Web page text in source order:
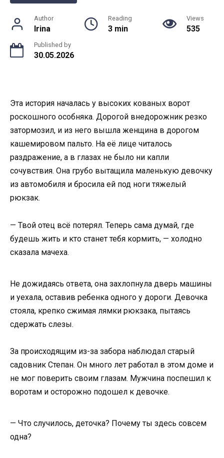
Author
Irina
Reading
3 min
Views
535
Published by
30.05.2026
Эта история началась у высоких кованых ворот
роскошного особняка. Дорогой внедорожник резко
затормозил, и из него вышла женщина в дорогом
кашемировом пальто. На её лице читалось
раздражение, а в глазах не было ни капли
сочувствия. Она грубо вытащила маленькую девочку
из автомобиля и бросила ей под ноги тяжелый
рюкзак.
— Твой отец всё потерял. Теперь сама думай, где
будешь жить и кто станет тебя кормить, — холодно
сказала мачеха.
Не дожидаясь ответа, она захлопнула дверь машины
и уехала, оставив ребенка одного у дороги. Девочка
стояла, крепко сжимая лямки рюкзака, пытаясь
сдержать слезы.
За происходящим из-за забора наблюдал старый
садовник Степан. Он много лет работал в этом доме и
не мог поверить своим глазам. Мужчина поспешил к
воротам и осторожно подошел к девочке.
— Что случилось, деточка? Почему ты здесь совсем
одна?